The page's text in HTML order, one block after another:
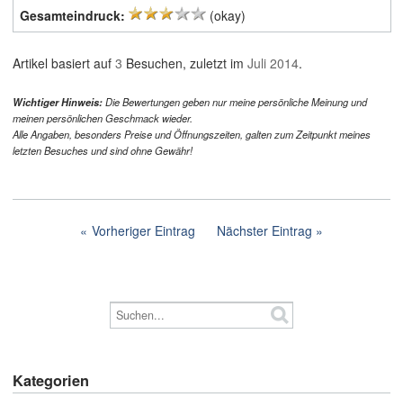
Gesamteindruck:
(okay)
Artikel basiert auf 3 Besuchen, zuletzt im Juli 2014.
Wichtiger Hinweis:Die Bewertungen geben nur meine persönliche Meinung und
meinen persönlichen Geschmack wieder.
Alle Angaben, besonders Preise und Öffnungszeiten, galten zum Zeitpunkt meines
letzten Besuches und sind ohne Gewähr!
Vorheriger Eintrag Nächster Eintrag
Kategorien